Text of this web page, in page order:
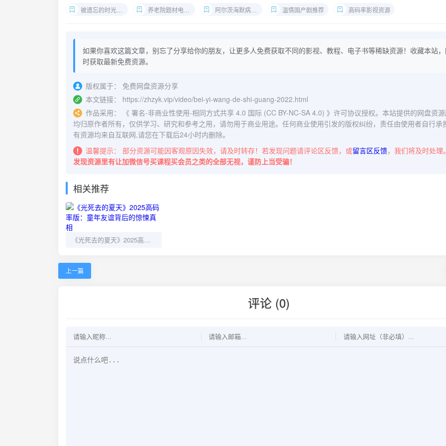
被遗忘的时光2022 养老院题材电视剧 阿尔茨海默病剧情 温情国产剧推荐 高码率影视资源
如果你喜欢这篇文章，别忘了分享给你的朋友，让更多人免费获取不同的影视、教程、电子书等稀缺资源！收藏本站
时获取最新免费资源。
版权属于：
免费网盘资源分享
本文链接：
https://zhzyk.vip/video/bei-yi-wang-de-shi-guang-2022.html
作品采用：
《 署名-非商业性使用-相同方式共享 4.0 国际 (CC BY-NC-SA 4.0) 》许可协议授权。本站提供的网盘资
均归原作者所有，仅供学习、研究和参考之用，请勿用于商业用途。任何商业使用引发的版权纠纷，责任由使用者自行承
有资源均来自互联网,请您在下载后24小时内删除。
温馨提示：
部分资源可能因客观原因失效，请及时转存！若发现问题请评论区反馈，或留言区反馈，我们将及时处理
发现资源里有让加微信号买课程买会员之类的全部无视，谨防上当受骗！
相关推荐
《光死去的夏天》2025高码率版：童年友谊背后的惊悚真相
上一篇
评论 (0)